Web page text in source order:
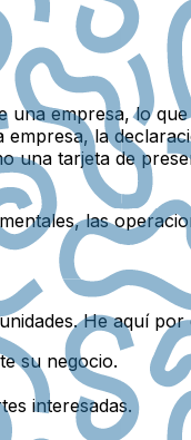
una empresa, lo
la
una tarjeta de
las
He aquí por
su negocio.
interesadas.